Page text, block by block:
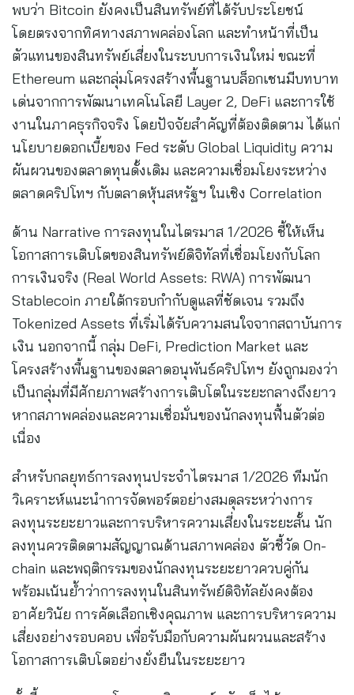
พบว่า Bitcoin ยังคงเป็นสินทรัพย์ที่ได้รับประโยชน์
โดยตรงจากทิศทางสภาพคล่องโลก และทำหน้าที่เป็น
ตัวแทนของสินทรัพย์เสี่ยงในระบบการเงินใหม่ ขณะที่
Ethereum และกลุ่มโครงสร้างพื้นฐานบล็อกเชนมีบทบาท
เด่นจากการพัฒนาเทคโนโลยี Layer 2, DeFi และการใช้
งานในภาคธุรกิจจริง โดยปัจจัยสำคัญที่ต้องติดตาม ได้แก่
นโยบายดอกเบี้ยของ Fed ระดับ Global Liquidity ความ
ผันผวนของตลาดทุนดั้งเดิม และความเชื่อมโยงระหว่าง
ตลาดคริปโทฯ กับตลาดหุ้นสหรัฐฯ ในเชิง Correlation
ด้าน Narrative การลงทุนในไตรมาส 1/2026 ชี้ให้เห็น
โอกาสการเติบโตของสินทรัพย์ดิจิทัลที่เชื่อมโยงกับโลก
การเงินจริง (Real World Assets: RWA) การพัฒนา
Stablecoin ภายใต้กรอบกำกับดูแลที่ชัดเจน รวมถึง
Tokenized Assets ที่เริ่มได้รับความสนใจจากสถาบันการ
เงิน นอกจากนี้ กลุ่ม DeFi, Prediction Market และ
โครงสร้างพื้นฐานของตลาดอนุพันธ์คริปโทฯ ยังถูกมองว่า
เป็นกลุ่มที่มีศักยภาพสร้างการเติบโตในระยะกลางถึงยาว
หากสภาพคล่องและความเชื่อมั่นของนักลงทุนฟื้นตัวต่อ
เนื่อง
สำหรับกลยุทธ์การลงทุนประจำไตรมาส 1/2026 ทีมนัก
วิเคราะห์แนะนำการจัดพอร์ตอย่างสมดุลระหว่างการ
ลงทุนระยะยาวและการบริหารความเสี่ยงในระยะสั้น นัก
ลงทุนควรติดตามสัญญาณด้านสภาพคล่อง ตัวชี้วัด On-
chain และพฤติกรรมของนักลงทุนระยะยาวควบคู่กัน
พร้อมเน้นย้ำว่าการลงทุนในสินทรัพย์ดิจิทัลยังคงต้อง
อาศัยวินัย การคัดเลือกเชิงคุณภาพ และการบริหารความ
เสี่ยงอย่างรอบคอบ เพื่อรับมือกับความผันผวนและสร้าง
โอกาสการเติบโตอย่างยั่งยืนในระยะยาว